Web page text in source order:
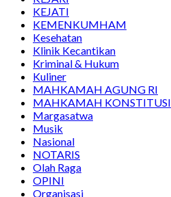
KEJATI
KEMENKUMHAM
Kesehatan
Klinik Kecantikan
Kriminal & Hukum
Kuliner
MAHKAMAH AGUNG RI
MAHKAMAH KONSTITUSI
Margasatwa
Musik
Nasional
NOTARIS
Olah Raga
OPINI
Organisasi